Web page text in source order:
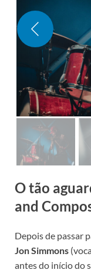
O tão
and
Depois de passar
Jon Simmons
antes do início do